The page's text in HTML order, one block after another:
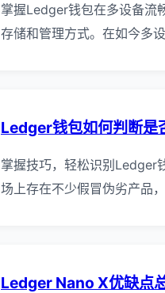
掌握Ledger钱包在多设备流
存储和管理方式。在如今多
Ledger钱包如何判断是
掌握技巧，轻松识别Ledger
场上存在不少假冒伪劣产品
Ledger Nano X优缺点